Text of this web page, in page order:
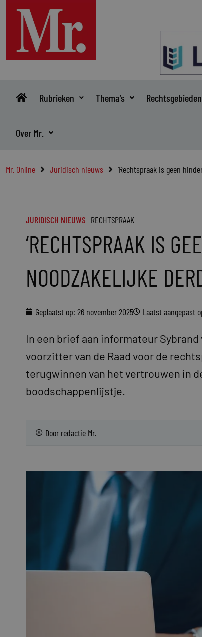
inhoud
Rubrieken Thema’s Rechtsgebieden
Over Mr.
Mr. Online Juridisch nieuws ‘Rechtspraak is geen
JURIDISCH NIEUWS RECHTSPRAAK
‘RECHTSPRAAK IS
NOODZAKELIJKE
Geplaatst op: 26 november 2025 Laatst aangepast
In een brief aan informateur
voorzitter van de Raad voor de
terugwinnen van het vertrouwen in
boodschappenlijstje.
Door redactie Mr.